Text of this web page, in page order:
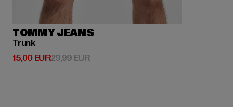
TOMMY JEANS
Trunk
15,00 EUR
Derzeitiger Preis: 15,00 EUR
29,99 EURAktionspreis: 29,99 EUR